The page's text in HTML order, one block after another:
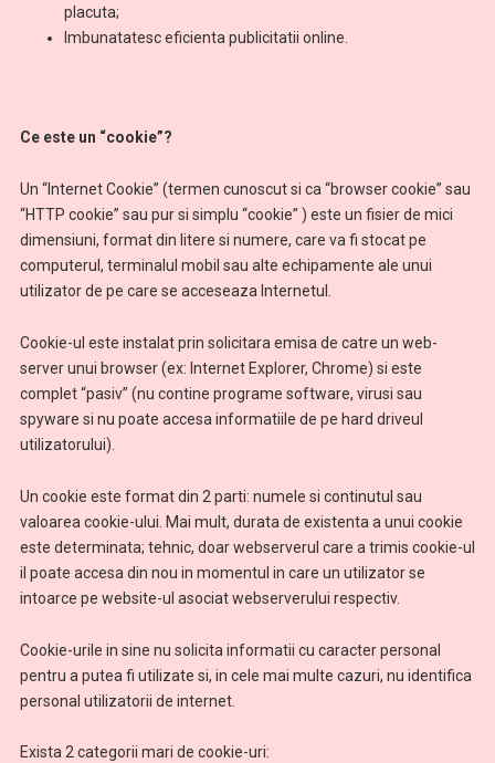
placuta;
Imbunatatesc eficienta publicitatii online.
Ce este un “cookie”?
Un “Internet Cookie” (termen cunoscut si ca “browser cookie” sau
“HTTP cookie” sau pur si simplu “cookie” ) este un fisier de mici
dimensiuni, format din litere si numere, care va fi stocat pe
computerul, terminalul mobil sau alte echipamente ale unui
utilizator de pe care se acceseaza Internetul.
Cookie-ul este instalat prin solicitara emisa de catre un web-
server unui browser (ex: Internet Explorer, Chrome) si este
complet “pasiv” (nu contine programe software, virusi sau
spyware si nu poate accesa informatiile de pe hard driveul
utilizatorului).
Un cookie este format din 2 parti: numele si continutul sau
valoarea cookie-ului. Mai mult, durata de existenta a unui cookie
este determinata; tehnic, doar webserverul care a trimis cookie-ul
il poate accesa din nou in momentul in care un utilizator se
intoarce pe website-ul asociat webserverului respectiv.
Cookie-urile in sine nu solicita informatii cu caracter personal
pentru a putea fi utilizate si, in cele mai multe cazuri, nu identifica
personal utilizatorii de internet.
Exista 2 categorii mari de cookie-uri: